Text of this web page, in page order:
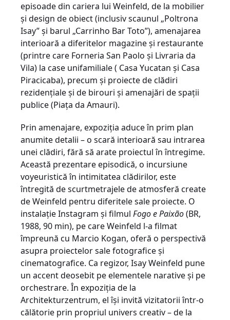
episoade din cariera lui Weinfeld, de la mobilier
și design de obiect (inclusiv scaunul „Poltrona
Isay” și barul „Carrinho Bar Toto”), amenajarea
interioară a diferitelor magazine și restaurante
(printre care Forneria San Paolo și Livraria da
Vila) la case unifamiliale ( Casa Yucatan și Casa
Piracicaba), precum și proiecte de clădiri
rezidențiale și de birouri și amenajări de spații
publice (Piața da Amauri).
Prin amenajare, expoziția aduce în prim plan
anumite detalii – o scară interioară sau intrarea
unei clădiri, fără să arate proiectul în întregime.
Această prezentare episodică, o incursiune
voyeuristică în intimitatea clădirilor, este
întregită de scurtmetrajele de atmosferă create
de Weinfeld pentru diferitele sale proiecte. O
instalație Instagram și filmul Fogo e Paixão(BR,
1988, 90 min), pe care Weinfeld l-a filmat
împreună cu Marcio Kogan, oferă o perspectivă
asupra proiectelor sale fotografice și
cinematografice. Ca regizor, Isay Weinfeld pune
un accent deosebit pe elementele narative și pe
orchestrare. În expoziția de la
Architekturzentrum, el își invită vizitatorii într-o
călătorie prin propriul univers creativ – de la